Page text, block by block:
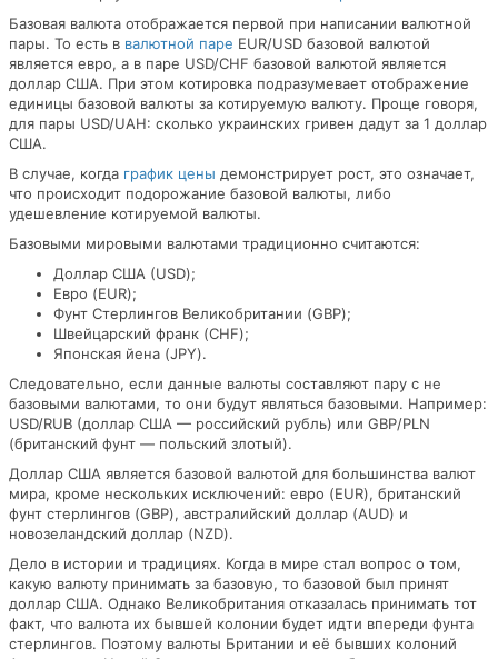
Базовая валюта отображается первой при написании валютной
пары. То есть в валютной паре EUR/USD базовой валютой
является евро, а в паре USD/CHF базовой валютой является
доллар США. При этом котировка подразумевает отображение
единицы базовой валюты за котируемую валюту. Проще говоря,
для пары USD/UAH: сколько украинских гривен дадут за 1 доллар
США.
В случае, когда график цены демонстрирует рост, это означает,
что происходит подорожание базовой валюты, либо
удешевление котируемой валюты.
Базовыми мировыми валютами традиционно считаются:
Доллар США (USD);
Евро (EUR);
Фунт Стерлингов Великобритании (GBP);
Швейцарский франк (CHF);
Японская йена (JPY).
Следовательно, если данные валюты составляют пару с не
базовыми валютами, то они будут являться базовыми. Например:
USD/RUB (доллар США — российский рубль) или GBP/PLN
(британский фунт — польский злотый).
Доллар США является базовой валютой для большинства валют
мира, кроме нескольких исключений: евро (EUR), британский
фунт стерлингов (GBP), австралийский доллар (AUD) и
новозеландский доллар (NZD).
Дело в истории и традициях. Когда в мире стал вопрос о том,
какую валюту принимать за базовую, то базовой был принят
доллар США. Однако Великобритания отказалась принимать тот
факт, что валюта их бывшей колонии будет идти впереди фунта
стерлингов. Поэтому валюты Британии и её бывших колоний